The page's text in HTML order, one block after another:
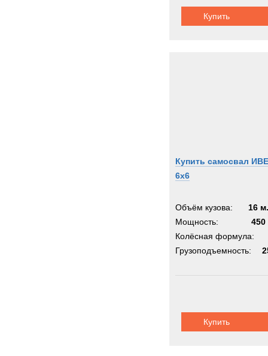
Купить
Купить самосвал
6х6
Объём кузова:
16
Мощность:
450
Колёсная формула:
Грузоподъемность:
Купить